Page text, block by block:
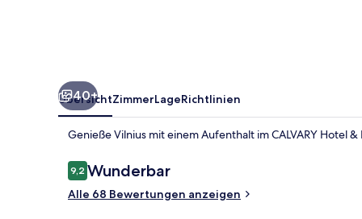
40+
ÜbersichtZimmerLageRichtlinien
Genieße Vilnius mit einem Aufenthalt im CALVARY Hotel &
Bewertungen
9,29,2 von 10.
Wunderbar
Alle 68 Bewertungen anzeigen